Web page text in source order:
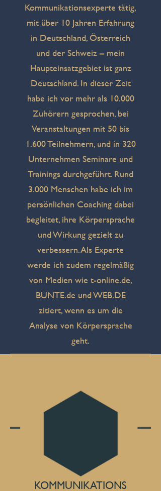
Kommunikationsexperte tätig,
mit über 10 Jahren Erfahrung
in Deutschland, Österreich
und der Schweiz – mein
Haupteinsatzgebiet ist ganz
Deutschland. In dieser Zeit
habe ich vor mehr als 10.000
Zuhörern gesprochen, bei
Veranstaltungen mit 50 bis
1.600 Teilnehmern, und in 320
Unternehmen Seminare und
Trainings durchgeführt. Rund
3.000 Menschen habe ich im
persönlichen Coaching dabei
begleitet, ihre Körpersprache
und Wirkung gezielt zu
verbessern. Als Experte
werde ich zudem regelmäßig
von Medien wie t-online.de,
BUNTE.de und WEB.DE
zitiert, wenn es um die
Analyse von Körpersprache
geht.
KOMMUNIKATIONS